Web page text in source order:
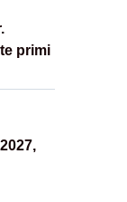
primi